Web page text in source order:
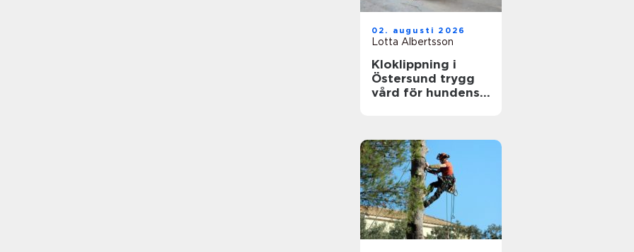
02. augusti 2026
Lotta Albertsson
Kloklippning i
Östersund trygg
vård för hundens